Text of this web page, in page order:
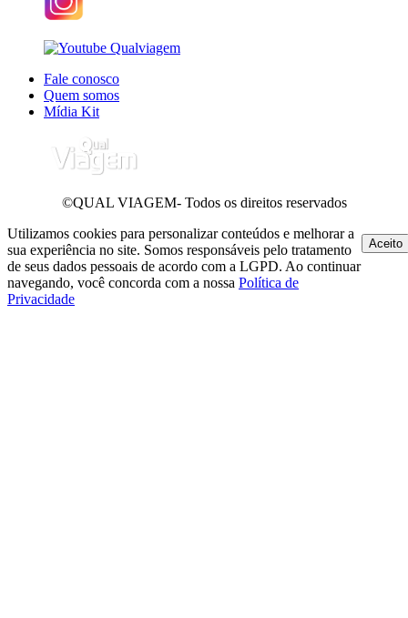
Fale conosco
Quem somos
Mídia Kit
©QUAL VIAGEM- Todos os direitos reservados
Utilizamos cookies para personalizar conteúdos e melhorar a
sua experiência no site. Somos responsáveis pelo tratamento
de seus dados pessoais de acordo com a LGPD. Ao continuar
navegando, você concorda com a nossa Política de
Privacidade
Aceito